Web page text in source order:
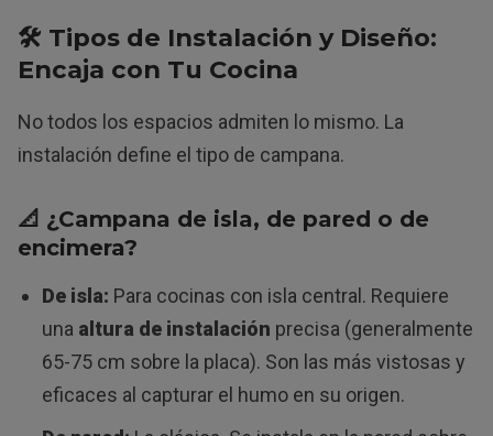
🛠️ Tipos de Instalación y Diseño:
Encaja con Tu Cocina
No todos los espacios admiten lo mismo. La
instalación define el tipo de campana.
📐 ¿Campana de isla, de pared o de
encimera?
De isla: Para cocinas con isla central. Requiere
una altura de instalación precisa (generalmente
65-75 cm sobre la placa). Son las más vistosas y
eficaces al capturar el humo en su origen.